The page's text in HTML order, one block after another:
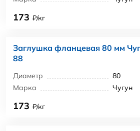
173 ₽/кг
Заглушка фланцевая 80 мм
88
Диаметр
80
Марка
Чугун
173 ₽/кг